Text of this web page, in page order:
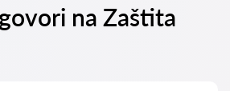
na Zaštita